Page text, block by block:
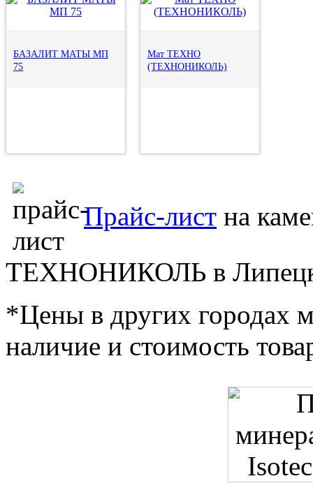
БАЗАЛИТ МАТЫ МП
75
Мат ТЕХНО
(ТЕХНОНИКОЛЬ)
Прайс-лист на
ТЕХНОНИКОЛЬ в
*Цены в других городах
наличие и стоимость